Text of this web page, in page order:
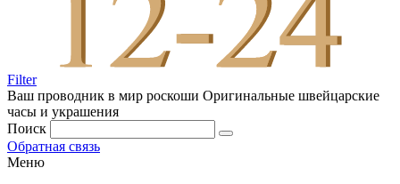
Filter
Ваш проводник в мир роскоши Оригинальные швейцарские
часы и украшения
Поиск
Обратная связь
Меню